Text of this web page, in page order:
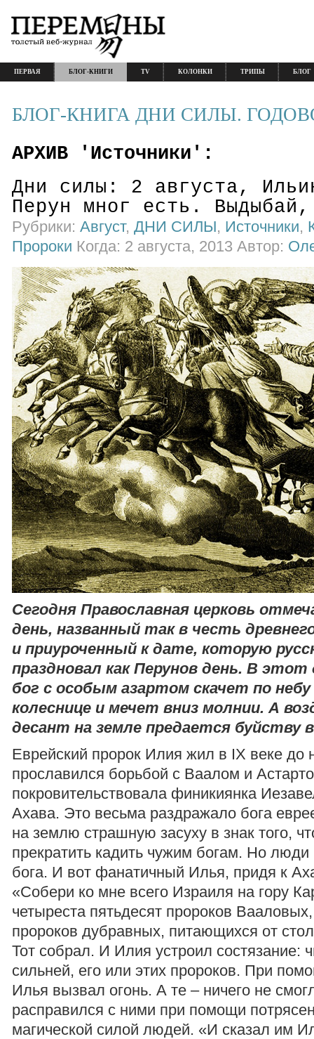
ПЕРВАЯ БЛОГ-КНИГИ TV КОЛОНКИ ТРИПЫ БЛОГ
БЛОГ-КНИГА ДНИ СИЛЫ.
АРХИВ 'Источники':
Дни силы: 2 августа,
Перун мног есть.
Рубрики: Август, ДНИ СИЛЫ, Источники,
Пророки Когда: 2 августа, 2013 Автор:
Сегодня Православная церковь
день, названный так в честь
и приуроченный к дате, которую
праздновал как Перунов день. В этот
бог с особым азартом скачет по небу
колеснице и мечет вниз молнии. А
десант на земле предается буйству
Еврейский пророк Илия жил в IX веке до
прославился борьбой с Ваалом и
покровительствовала финикиянка
Ахава. Это весьма раздражало бога
на землю страшную засуху в знак того,
прекратить кадить чужим богам. Но люди
бога. И вот фанатичный Илья, придя к
«Собери ко мне всего Израиля на гору
четыреста пятьдесят пророков
пророков дубравных, питающихся от
Тот собрал. И Илия устроил состязание:
сильней, его или этих пророков. При
Илья вызвал огонь. А те – ничего не
расправился с ними при помощи
магической силой людей. «И сказал им